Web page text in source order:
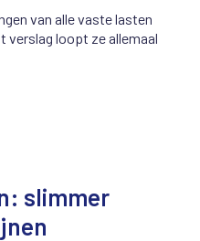
van alle vaste lasten
verslag loopt ze allemaal
slimmer